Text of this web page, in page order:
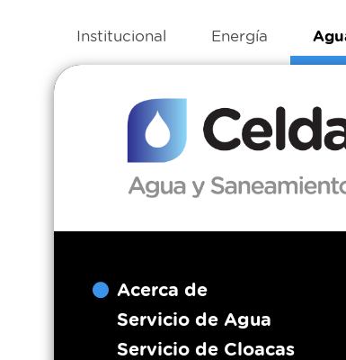
Institucional Energía
Acerca de
Servicio de Agua
Servicio de Cloacas